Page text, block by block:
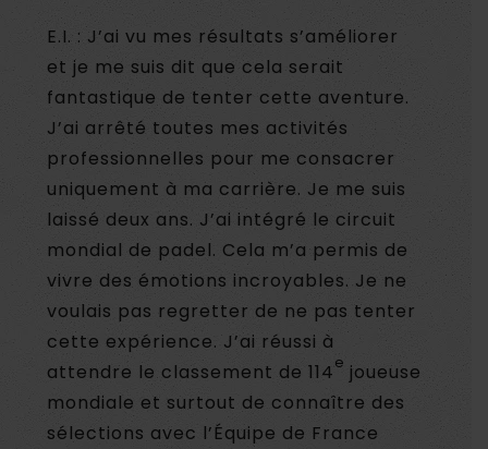
E.I. : J’ai vu mes résultats s’améliorer
et je me suis dit que cela serait
fantastique de tenter cette aventure.
J’ai arrêté toutes mes activités
professionnelles pour me consacrer
uniquement à ma carrière. Je me suis
laissé deux ans. J’ai intégré le circuit
mondial de padel. Cela m’a permis de
vivre des émotions incroyables. Je ne
voulais pas regretter de ne pas tenter
cette expérience. J’ai réussi à
attendre le classement de 114e joueuse
mondiale et surtout de connaître des
sélections avec l’Équipe de France